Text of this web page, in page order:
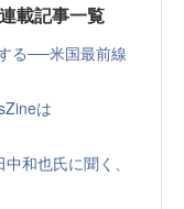
載記事一覧
る──米国最前線
は
和也氏に聞く、